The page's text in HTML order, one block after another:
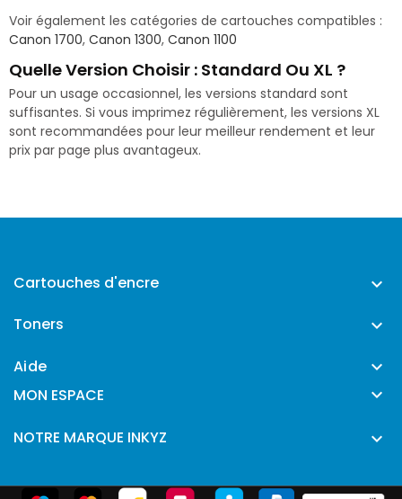
Voir également les catégories de cartouches compatibles :
Canon 1700, Canon 1300, Canon 1100
Quelle Version Choisir : Standard Ou XL ?
Pour un usage occasionnel, les versions standard sont
suffisantes. Si vous imprimez régulièrement, les versions XL
sont recommandées pour leur meilleur rendement et leur
prix par page plus avantageux.
Cartouches d'encre 
Toners 
Aide 
MON ESPACE 
NOTRE MARQUE INKYZ 